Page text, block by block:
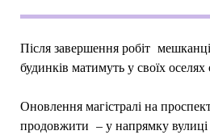
Після завершення робіт
будинків матимуть у своїх оселях
Оновлення магістралі на
продовжити – у напрямку